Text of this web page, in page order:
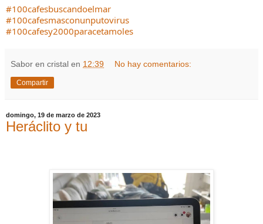
#100cafesbuscandoelmar
#100cafesmasconunputovirus
#100cafesy2000paracetamoles
Sabor en cristal en 12:39 No hay comentarios:
Compartir
domingo, 19 de marzo de 2023
Heráclito y tu